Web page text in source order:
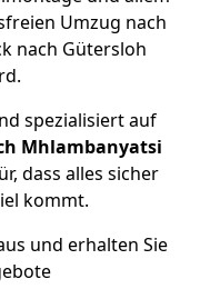
Umzug nach
nach Gütersloh
spezialisiert auf
Mhlambanyatsi
dass alles sicher
kommt.
und erhalten Sie